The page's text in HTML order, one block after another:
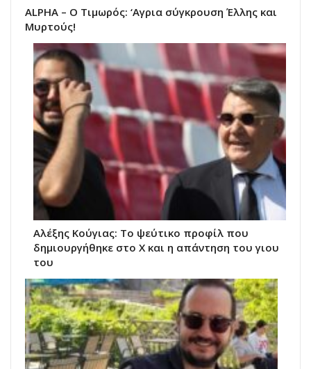
ALPHA – Ο Τιμωρός: ‘Αγρια σύγκρουση Έλλης και
Μυρτούς!
Αλέξης Κούγιας: Το ψεύτικο προφίλ που
δημιουργήθηκε στο X και η απάντηση του γιου
του